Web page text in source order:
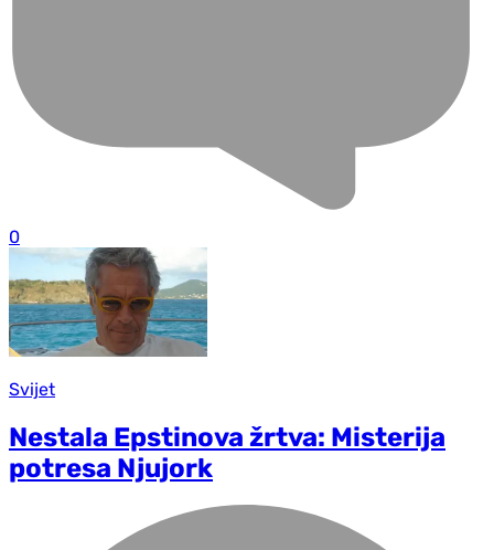
0
Svijet
Nestala Epstinova žrtva: Misterija
potresa Njujork